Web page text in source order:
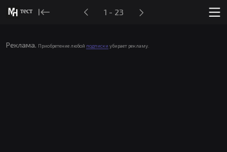
тест 1 - 23
Реклама. Приобретение любой подписки убирает рекламу.